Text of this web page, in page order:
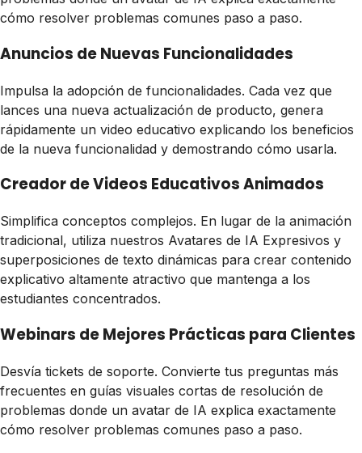
cómo resolver problemas comunes paso a paso.
Anuncios de Nuevas Funcionalidades
Impulsa la adopción de funcionalidades. Cada vez que
lances una nueva actualización de producto, genera
rápidamente un video educativo explicando los beneficios
de la nueva funcionalidad y demostrando cómo usarla.
Creador de Videos Educativos Animados
Simplifica conceptos complejos. En lugar de la animación
tradicional, utiliza nuestros Avatares de IA Expresivos y
superposiciones de texto dinámicas para crear contenido
explicativo altamente atractivo que mantenga a los
estudiantes concentrados.
Webinars de Mejores Prácticas para Clientes
Desvía tickets de soporte. Convierte tus preguntas más
frecuentes en guías visuales cortas de resolución de
problemas donde un avatar de IA explica exactamente
cómo resolver problemas comunes paso a paso.